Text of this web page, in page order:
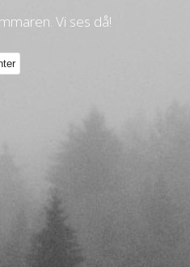
Vi ses då!